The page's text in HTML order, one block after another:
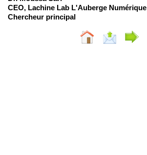
CEO, Lachine Lab L'Auberge Numérique
Chercheur principal